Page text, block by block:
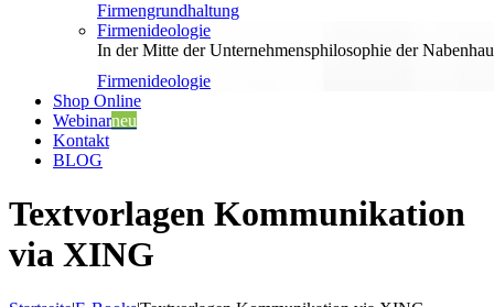
Firmengrundhaltung
Firmenideologie
In der Mitte der Unternehmensphilosophie der
Firmenideologie
Shop Online
Webinarneu
Kontakt
BLOG
Textvorlagen Kommunikation
via XING